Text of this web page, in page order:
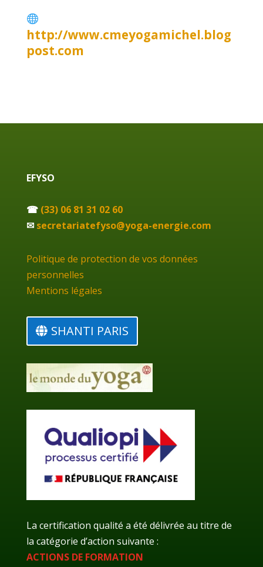

http://www.cmeyogamichel.blog
post.com
EFYSO
☎ (33) 06 81 31 02 60
✉ secretariatefyso@yoga-energie.com
Politique de protection de vos données
personnelles
Mentions légales
SHANTI PARIS
La certification qualité a été délivrée au titre de
la catégorie d’action suivante :
ACTIONS DE FORMATION